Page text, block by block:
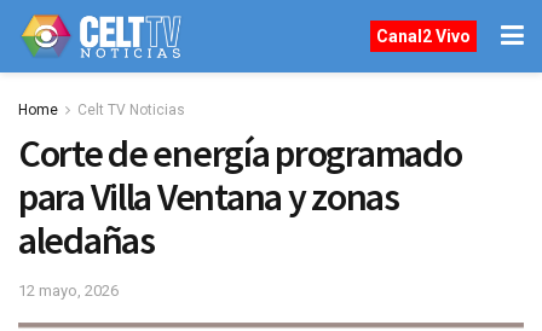
Canal2 Vivo
Home Celt TV Noticias
Corte de energía programado
para Villa Ventana y zonas
aledañas
12 mayo, 2026